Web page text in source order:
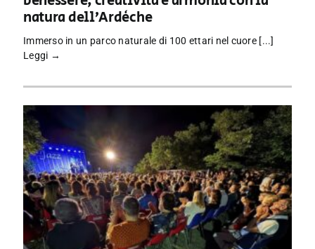
natura dell’Ardèche
Immerso in un parco naturale di 100 ettari nel cuore [...]
Leggi →